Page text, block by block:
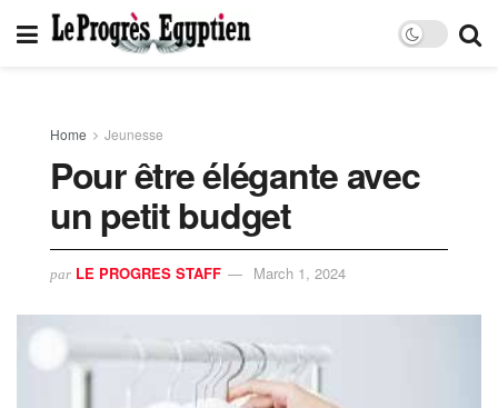
Home Jeunesse
Pour être élégante avec
un petit budget
par LE PROGRES STAFF March 1, 2024